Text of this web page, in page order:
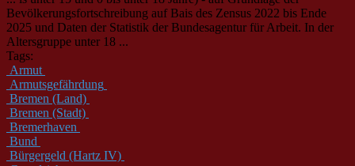
Bevölkerungsfortschreibung auf Bais des Zensus 2022 bis Ende
2025 und Daten der Statistik der Bundesagentur für Arbeit. In der
Altersgruppe unter 18 ...
Tags:
Armut
Armutsgefährdung
Bremen (Land)
Bremen (Stadt)
Bremerhaven
Bund
Bürgergeld (Hartz IV)